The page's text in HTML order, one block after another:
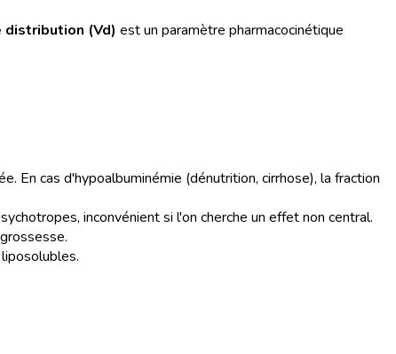
distribution (Vd) est un paramètre pharmacocinétique
En cas d'hypoalbuminémie (dénutrition, cirrhose), la fraction
inconvénient si l'on cherche un effet non central.